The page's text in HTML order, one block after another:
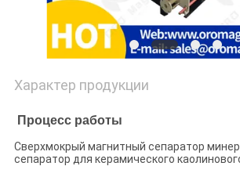
Характер продукции
Процесс работы
Сверхмокрый магнитный сепаратор
сепаратор для керамического